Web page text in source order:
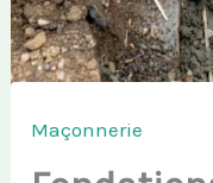
Maçonnerie